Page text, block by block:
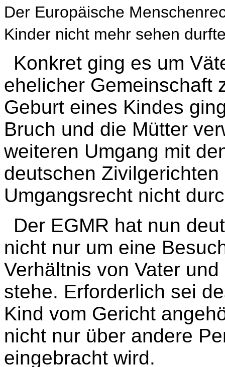
Der Europäische
Kinder nicht mehr sehen
Konkret ging es um
ehelicher Gemeinschaft
Geburt eines Kindes
Bruch und die Mütter
weiteren Umgang mit
deutschen
Umgangsrecht nicht
Der EGMR hat nun
nicht nur um eine
Verhältnis von Vater
stehe. Erforderlich sei
Kind vom Gericht
nicht nur über andere
eingebracht wird.